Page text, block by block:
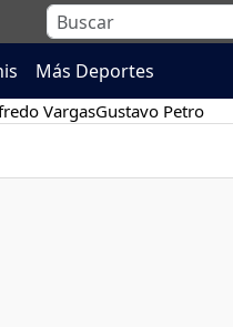
Más Deportes
VargasGustavo Petro